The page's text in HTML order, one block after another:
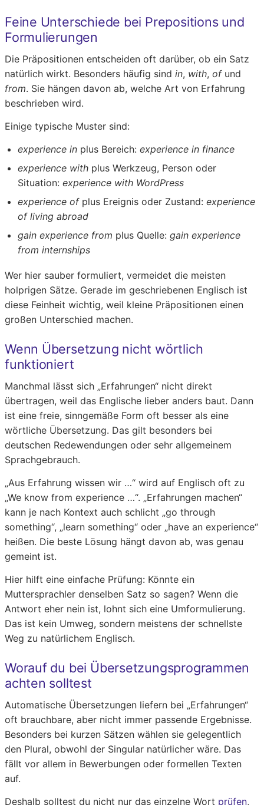
Feine Unterschiede bei Prepositions und
Formulierungen
Die Präpositionen entscheiden oft darüber, ob ein Satz
natürlich wirkt. Besonders häufig sind in, with, ofund
from. Sie hängen davon ab, welche Art von Erfahrung
beschrieben wird.
Einige typische Muster sind:
experience in plus Bereich: experience in finance
experience with plus Werkzeug, Person oder
Situation: experience with WordPress
experience ofplus Ereignis oder Zustand: experience
of living abroad
gain experience from plus Quelle: gain experience
from internships
Wer hier sauber formuliert, vermeidet die meisten
holprigen Sätze. Gerade im geschriebenen Englisch ist
diese Feinheit wichtig, weil kleine Präpositionen einen
großen Unterschied machen.
Wenn Übersetzung nicht wörtlich
funktioniert
Manchmal lässt sich „Erfahrungen“ nicht direkt
übertragen, weil das Englische lieber anders baut. Dann
ist eine freie, sinngemäße Form oft besser als eine
wörtliche Übersetzung. Das gilt besonders bei
deutschen Redewendungen oder sehr allgemeinem
Sprachgebrauch.
„Aus Erfahrung wissen wir …“ wird auf Englisch oft zu
„We know from experience …“. „Erfahrungen machen“
kann je nach Kontext auch schlicht „go through
something“, „learn something“ oder „have an experience“
heißen. Die beste Lösung hängt davon ab, was genau
gemeint ist.
Hier hilft eine einfache Prüfung: Könnte ein
Muttersprachler denselben Satz so sagen? Wenn die
Antwort eher nein ist, lohnt sich eine Umformulierung.
Das ist kein Umweg, sondern meistens der schnellste
Weg zu natürlichem Englisch.
Worauf du bei Übersetzungsprogrammen
achten solltest
Automatische Übersetzungen liefern bei „Erfahrungen“
oft brauchbare, aber nicht immer passende Ergebnisse.
Besonders bei kurzen Sätzen wählen sie gelegentlich
den Plural, obwohl der Singular natürlicher wäre. Das
fällt vor allem in Bewerbungen oder formellen Texten
auf.
Deshalb solltest du nicht nur das einzelne Wort prüfen,